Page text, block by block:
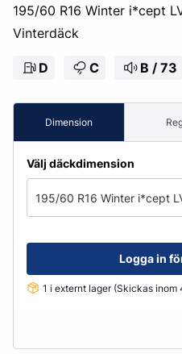
195/60 R16 Winter i*cept
Vinterdäck
D C B / 73
Dimension
Välj däckdimension
195/60 R16 Winter i*cept
Logga in
1 i externt lager (Skickas inom